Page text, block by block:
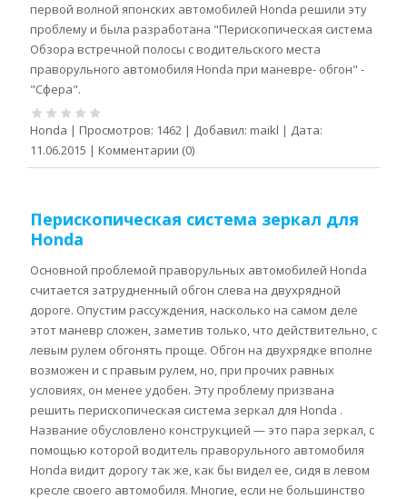
первой волной японских автомобилей Honda решили эту
проблему и была разработана "Перископическая система
Обзора встречной полосы с водительского места
праворульного автомобиля Honda при маневре- обгон" -
"Сфера".
Honda | Просмотров: 1462 | Добавил: maikl | Дата:
11.06.2015 | Комментарии (0)
Перископическая система зеркал для
Honda
Основной проблемой праворульных автомобилей Honda
считается затрудненный обгон слева на двухрядной
дороге. Опустим рассуждения, насколько на самом деле
этот маневр сложен, заметив только, что действительно, с
левым рулем обгонять проще. Обгон на двухрядке вполне
возможен и с правым рулем, но, при прочих равных
условиях, он менее удобен. Эту проблему призвана
решить перископическая система зеркал для Honda .
Название обусловлено конструкцией — это пара зеркал, с
помощью которой водитель праворульного автомобиля
Honda видит дорогу так же, как бы видел ее, сидя в левом
кресле своего автомобиля. Многие, если не большинство